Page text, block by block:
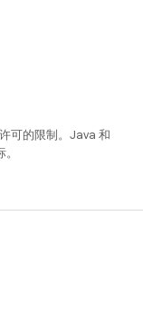
可的限制。Java 和